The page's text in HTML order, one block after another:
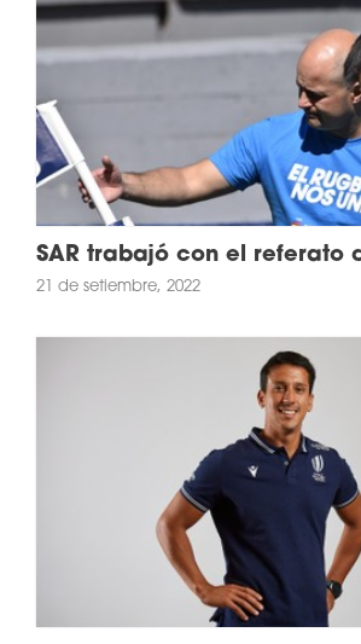
SAR trabajó con el referato
21 de setiembre, 2022